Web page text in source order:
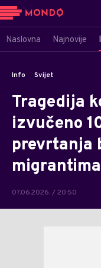
Naslovna Najnovije
Info Svijet
Tragedija
izvučeno
prevrtanja
migrantima
07.06.2026. / 20:50